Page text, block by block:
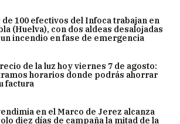
de 100 efectivos del Infoca trabajan en
(Huelva), con dos aldeas desalojadas
incendio en fase de emergencia
de la luz hoy viernes 7 de agosto:
horarios donde podrás ahorrar
factura
en el Marco de Jerez alcanza
diez días de campaña la mitad de la